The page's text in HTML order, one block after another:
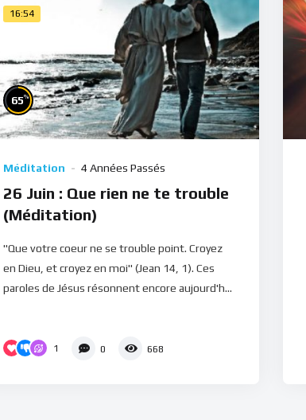
16:54
65%
Méditation 4 Années Passés
26 Juin : Que rien ne te trouble
(Méditation)
"Que votre coeur ne se trouble point. Croyez
en Dieu, et croyez en moi" (Jean 14, 1). Ces
paroles de Jésus résonnent encore aujourd'h...
1 0 668